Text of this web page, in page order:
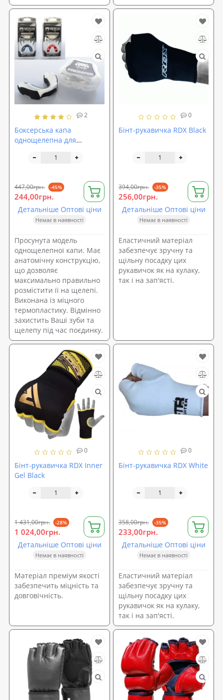
2
Боксерська капа
однощелепна для
447,00грн. -45%
244,00грн.
Детальніше Оптові ціни
Немає в наявності
Просунута модель
однощелепної капи. Має
анатомічну конструкцію,
що дозволяє
максимально правильно
розмістити її на щелепі.
Виконана із міцного
термопластику. Відмінно
захистить Ваші зуби та
щелепу під час поєдинку.
0
Бінт-рукавичка RDX Black
394,00грн. -35%
256,00грн.
Детальніше Оптові ціни
Немає в наявності
Еластичний матеріал
забезпечує зручну та
щільну посадку цих
рукавичок як на кулаку,
так і на зап'ясті.
0
Бінт-рукавичка RDX Inner
Gel Black
1 431,00грн. -28%
1 024,00грн.
Детальніше Оптові ціни
Немає в наявності
Матеріал преміум якості
забезпечить міцність та
довговічність.
0
Бінт-рукавичка RDX White
358,00грн. -35%
233,00грн.
Детальніше Оптові ціни
Немає в наявності
Еластичний матеріал
забезпечує зручну та
щільну посадку цих
рукавичок як на кулаку,
так і на зап'ясті.